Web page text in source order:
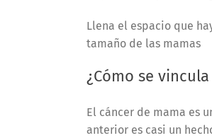
Llena el espacio que
tamaño de las mamas
¿Cómo se
El cáncer de mama es
anterior es casi un